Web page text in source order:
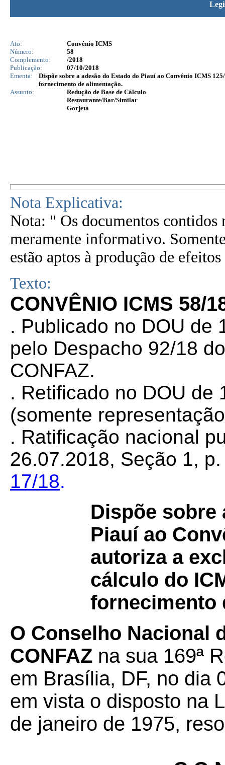
Ato:
Convênio ICMS
Número:
58
Complemento:
/2018
Publicação:
07/10/2018
Ementa:
Dispõe sobre a adesão do Estado do Piauí ao Convênio ICMS
fornecimento de alimentação.
Assunto:
Redução de Base de Cálculo
Restaurante/Bar/Similar
Gorjeta
Nota Explicativa:
Nota: " Os documentos contidos
meramente informativo.
estão aptos à produção de
Texto:
CONVÊNIO ICMS 58/
. Publicado no DOU de
pelo Despacho 92/18
CONFAZ.
. Retificado no DOU de
(somente
. Ratificação nacional
26.07.2018, Seção 1,
17/18.
Dispõe sobre
Piauí ao
autoriza a
cálculo do
fornecimento
O Conselho Nacional
CONFAZ na sua 169ª
em Brasília, DF, no dia
em vista o disposto na
de janeiro de 1975,